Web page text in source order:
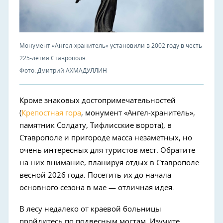
Монумент «Ангел-хранитель» установили в 2002 году в честь
225-летия Ставрополя.
Фото: Дмитрий АХМАДУЛЛИН
Кроме знаковых достопримечательностей
( Крепостная гора, монумент «Ангел-хранитель»,
памятник Солдату, Тифлисские ворота), в
Ставрополе и пригороде масса незаметных, но
очень интересных для туристов мест. Обратите
на них внимание, планируя отдых в Ставрополе
весной 2026 года. Посетить их до начала
основного сезона в мае — отличная идея.
В лесу недалеко от краевой больницы